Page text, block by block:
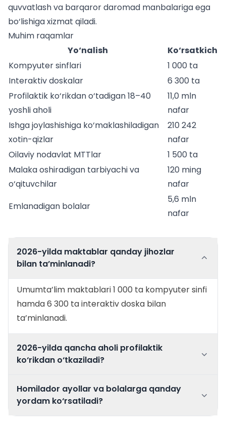
quvvatlash va barqaror daromad manbalariga ega
bo‘lishiga xizmat qiladi.
Muhim raqamlar
Yo‘nalish
Ko‘rsatkich
Kompyuter sinflari
1 000 ta
Interaktiv doskalar
6 300 ta
Profilaktik ko‘rikdan o‘tadigan 18–40
yoshli aholi
11,0 mln
nafar
Ishga joylashishiga ko‘maklashiladigan
xotin-qizlar
210 242
nafar
Oilaviy nodavlat MTTlar
1 500 ta
Malaka oshiradigan tarbiyachi va
o‘qituvchilar
120 ming
nafar
Emlanadigan bolalar
5,6 mln
nafar
2026-yilda maktablar qanday jihozlar
bilan ta’minlanadi?
Umumta’lim maktablari 1 000 ta kompyuter sinfi
hamda 6 300 ta interaktiv doska bilan
ta’minlanadi.
2026-yilda qancha aholi profilaktik
ko‘rikdan o‘tkaziladi?
Homilador ayollar va bolalarga qanday
yordam ko‘rsatiladi?